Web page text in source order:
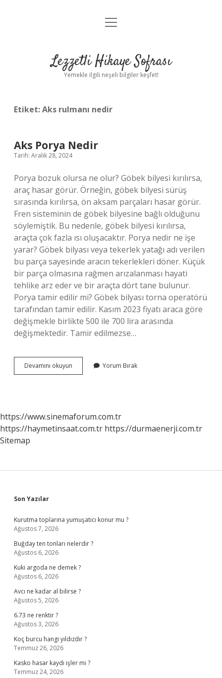
Anasayfa
Yasal Uyarı
menüyü
Lezzetli Hikaye Sofrası
Yemekle ilgili neşeli bilgiler keşfet!
Etiket:Aks rulmanı nedir
Aks Porya Nedir
Tarih: Aralık 28, 2024
Porya bozuk olursa ne olur? Göbek bilyesi kırılırsa,
araç hasar görür. Örneğin, göbek bilyesi sürüş
sırasında kırılırsa, ön aksam parçaları hasar görür.
Fren sisteminin de göbek bilyesine bağlı olduğunu
söylemiştik. Bu nedenle, göbek bilyesi kırılırsa,
araçta çok fazla ısı oluşacaktır. Porya nedir ne işe
yarar? Göbek bilyası veya tekerlek yatağı adı verilen
bu parça sayesinde aracın tekerlekleri döner. Küçük
bir parça olmasına rağmen arızalanması hayati
tehlike arz eder ve bir araçta dört tane bulunur.
Porya tamir edilir mi? Göbek bilyası torna operatörü
tarafından tamir edilir. Kasım 2023 fiyatı araca göre
değişmekle birlikte 500 ile 700 lira arasında
değişmektedir. Tamir edilmezse…
Devamını okuyun
Porya
Yorum Bırak
https://www.sinemaforum.com.tr
https://haymetinsaat.com.tr https://durmaenerji.com.tr
Sitemap
Sidebar
Son Yazılar
Kurutma toplarına yumuşatıcı konur mu ?
Ağustos 7, 2026
Buğday ten tonları nelerdir ?
Ağustos 6, 2026
Kuki argoda ne demek ?
Ağustos 6, 2026
Avcı ne kadar al bilirse ?
Ağustos 5, 2026
6.73 ne renktir ?
Ağustos 3, 2026
Koç burcu hangi yıldızdır ?
Temmuz 26, 2026
Kasko hasar kaydı işler mi ?
Temmuz 24, 2026